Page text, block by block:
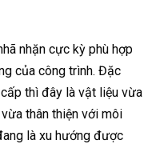
nhặn cực kỳ phù hợp
của công trình. Đặc
thì đây là vật liệu vừa
thân thiện với môi
là xu hướng được